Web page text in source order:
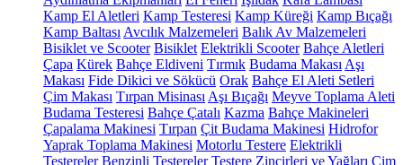
Kamp El Aletleri Kamp Testeresi Kamp Küreği Kamp Bıçağı
Kamp Baltası Avcılık Malzemeleri Balık Av Malzemeleri
Bisiklet ve Scooter Bisiklet Elektrikli Scooter Bahçe Aletleri
Çapa Kürek Bahçe Eldiveni Tırmık Budama Makası Aşı
Makası Fide Dikici ve Sökücü Orak Bahçe El Aleti Setleri
Çim Makası Tırpan Misinası Aşı Bıçağı Meyve Toplama Aleti
Budama Testeresi Bahçe Çatalı Kazma Bahçe Makineleri
Çapalama Makinesi Tırpan Çit Budama Makinesi Hidrofor
Yaprak Toplama Makinesi Motorlu Testere Elektrikli
Testereler Benzinli Testereler Testere Zincirleri ve Yağları Çim